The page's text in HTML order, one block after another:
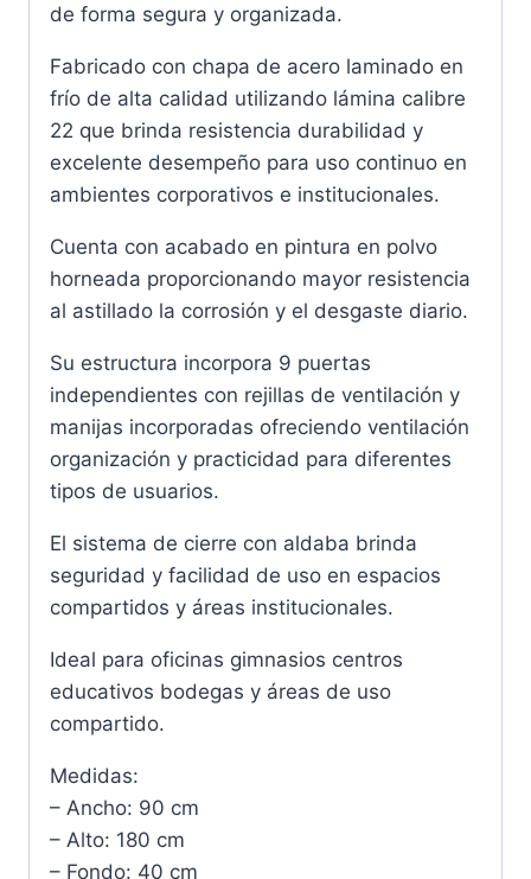
de forma segura y organizada.
Fabricado con chapa de acero laminado en
frío de alta calidad utilizando lámina calibre
22 que brinda resistencia durabilidad y
excelente desempeño para uso continuo en
ambientes corporativos e institucionales.
Cuenta con acabado en pintura en polvo
horneada proporcionando mayor resistencia
al astillado la corrosión y el desgaste diario.
Su estructura incorpora 9 puertas
independientes con rejillas de ventilación y
manijas incorporadas ofreciendo ventilación
organización y practicidad para diferentes
tipos de usuarios.
El sistema de cierre con aldaba brinda
seguridad y facilidad de uso en espacios
compartidos y áreas institucionales.
Ideal para oficinas gimnasios centros
educativos bodegas y áreas de uso
compartido.
Medidas:
– Ancho: 90 cm
– Alto: 180 cm
– Fondo: 40 cm